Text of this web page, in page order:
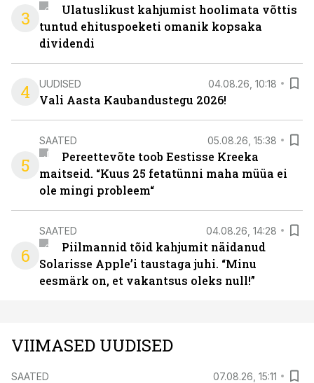
3
Ulatuslikust kahjumist hoolimata võttis
tuntud ehituspoeketi omanik kopsaka
dividendi
4 UUDISED 04.08.26, 10:18
Vali Aasta Kaubandustegu 2026!
5
SAATED 05.08.26, 15:38
Pereettevõte toob Eestisse Kreeka
maitseid. “Kuus 25 fetatünni maha müüa ei
ole mingi probleem“
6
SAATED 04.08.26, 14:28
Piilmannid tõid kahjumit näidanud
Solarisse Apple’i taustaga juhi. “Minu
eesmärk on, et vakantsus oleks null!”
VIIMASED UUDISED
SAATED 07.08.26, 15:11